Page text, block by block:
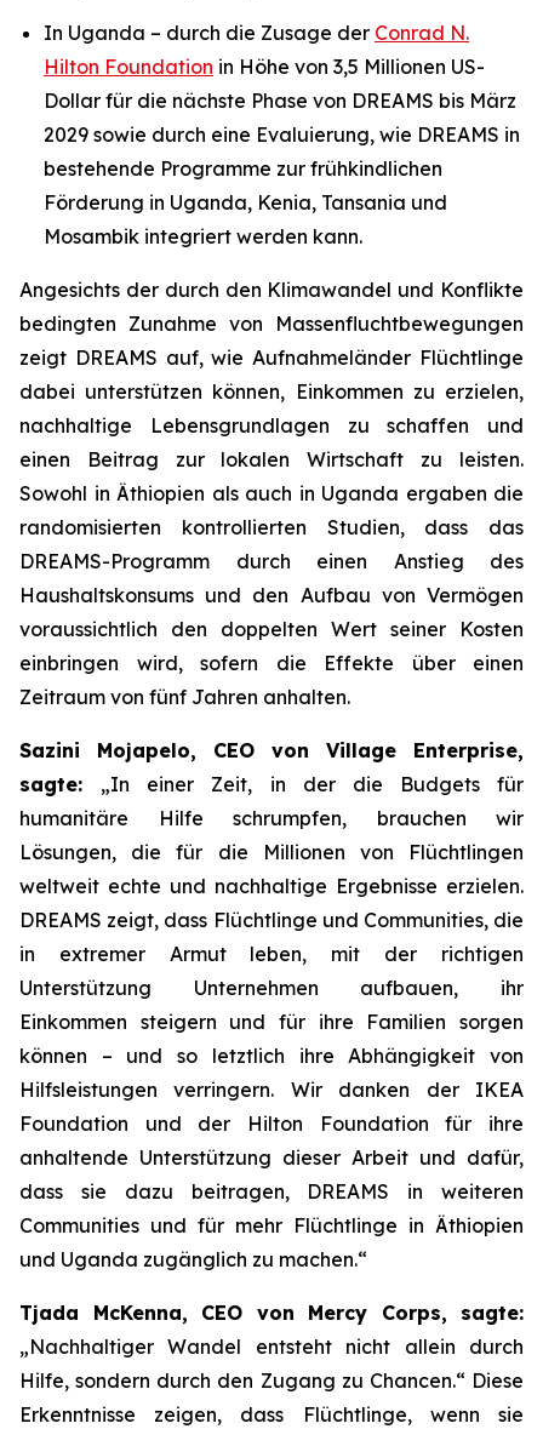
In Uganda – durch die Zusage der Conrad N.
Hilton Foundation in Höhe von 3,5 Millionen US-
Dollar für die nächste Phase von DREAMS bis März
2029 sowie durch eine Evaluierung, wie DREAMS in
bestehende Programme zur frühkindlichen
Förderung in Uganda, Kenia, Tansania und
Mosambik integriert werden kann.
Angesichts der durch den Klimawandel und Konflikte
bedingten Zunahme von Massenfluchtbewegungen
zeigt DREAMS auf, wie Aufnahmeländer Flüchtlinge
dabei unterstützen können, Einkommen zu erzielen,
nachhaltige Lebensgrundlagen zu schaffen und
einen Beitrag zur lokalen Wirtschaft zu leisten.
Sowohl in Äthiopien als auch in Uganda ergaben die
randomisierten kontrollierten Studien, dass das
DREAMS-Programm durch einen Anstieg des
Haushaltskonsums und den Aufbau von Vermögen
voraussichtlich den doppelten Wert seiner Kosten
einbringen wird, sofern die Effekte über einen
Zeitraum von fünf Jahren anhalten.
Sazini Mojapelo, CEO von Village Enterprise,
sagte: „In einer Zeit, in der die Budgets für
humanitäre Hilfe schrumpfen, brauchen wir
Lösungen, die für die Millionen von Flüchtlingen
weltweit echte und nachhaltige Ergebnisse erzielen.
DREAMS zeigt, dass Flüchtlinge und Communities, die
in extremer Armut leben, mit der richtigen
Unterstützung Unternehmen aufbauen, ihr
Einkommen steigern und für ihre Familien sorgen
können – und so letztlich ihre Abhängigkeit von
Hilfsleistungen verringern. Wir danken der IKEA
Foundation und der Hilton Foundation für ihre
anhaltende Unterstützung dieser Arbeit und dafür,
dass sie dazu beitragen, DREAMS in weiteren
Communities und für mehr Flüchtlinge in Äthiopien
und Uganda zugänglich zu machen.“
Tjada McKenna, CEO von Mercy Corps, sagte:
„Nachhaltiger Wandel entsteht nicht allein durch
Hilfe, sondern durch den Zugang zu Chancen.“ Diese
Erkenntnisse zeigen, dass Flüchtlinge, wenn sie